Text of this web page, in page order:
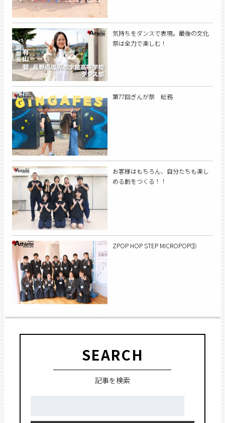
気持ちをダンスで表現。最後の文化
祭は全力で楽しむ！
第77回ぎんが祭 総務
お客様はもちろん、自分たちも楽し
める劇をつくる！！
ZPOP HOP STEP MICROPOP③
SEARCH
記事を検索